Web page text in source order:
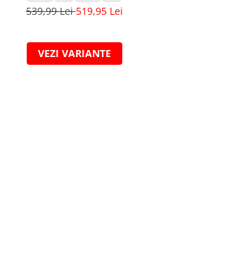
539,99 Lei519,95 Lei
VEZI VARIANTE